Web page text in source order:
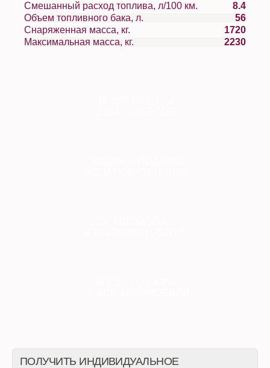
Смешанный расход топлива, л/100 км.
8.4
Объем топливного бака, л.
56
Снаряженная масса, кг.
1720
Максимальная масса, кг.
2230
ПОЛУЧИТЬ ИНДИВИДУАЛЬНОЕ